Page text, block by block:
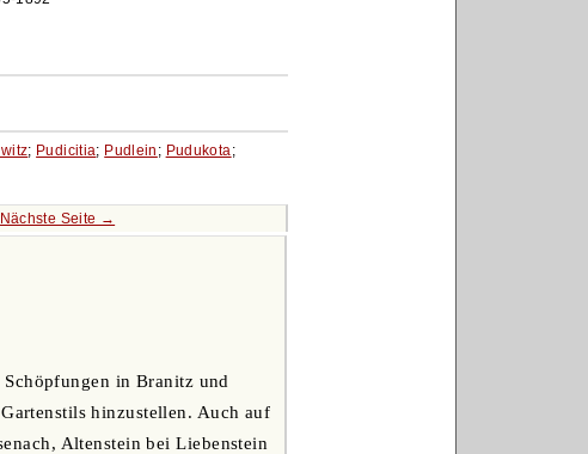
; Pudicitia; Pudlein ; Pudukota ;
Nächste Seite →
in Branitz und
hinzustellen. Auch auf
Altenstein bei Liebenstein